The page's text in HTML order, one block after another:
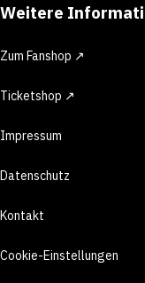
Weitere
Zum Fanshop ↗
Ticketshop ↗
Impressum
Datenschutz
Kontakt
Cookie-Einstellungen